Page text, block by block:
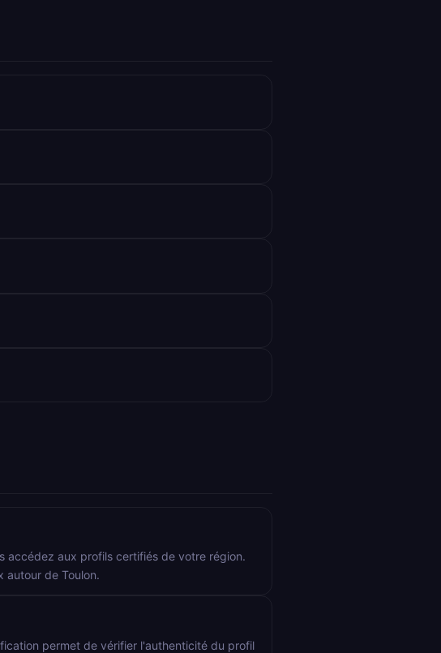
accédez aux profils certifiés de votre région.
autour de Toulon.
permet de vérifier l'authenticité du profil